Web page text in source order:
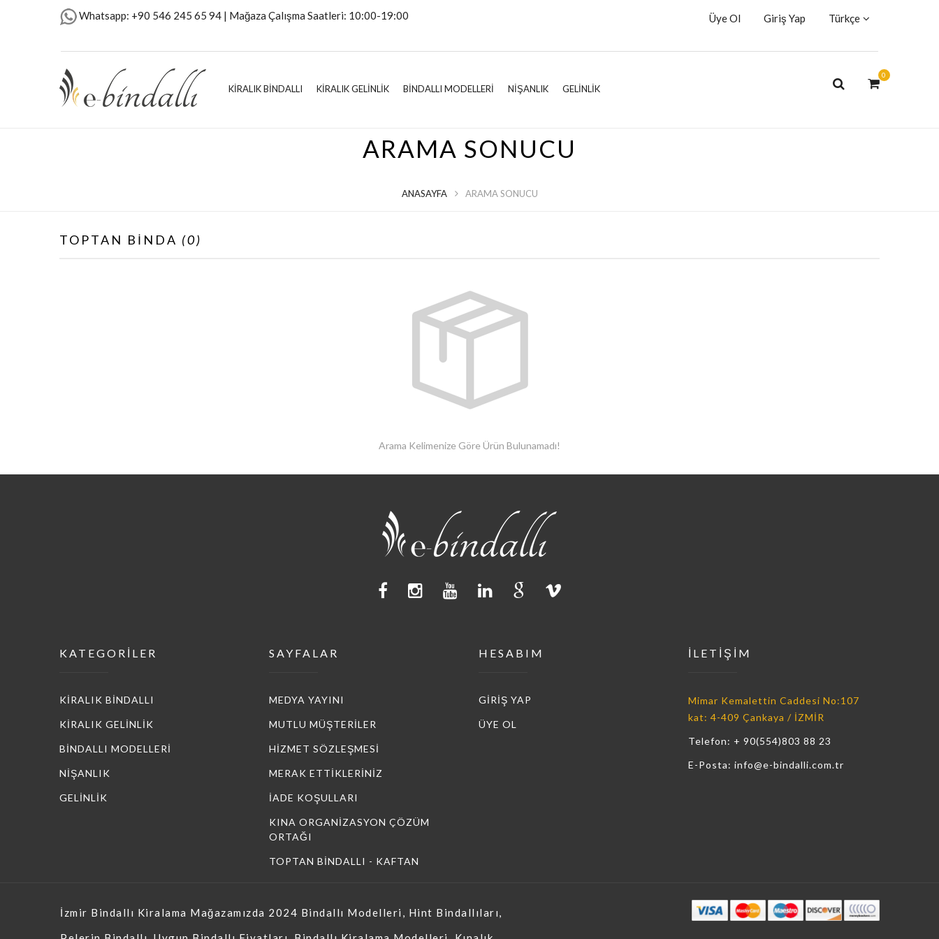
Whatsapp: +90 546 245 65 94 | Mağaza Çalışma Saatleri: 10:00-19:00 Üye Ol Giriş Yap Türkçe
0
KİRALIK BİNDALLI KİRALIK GELİNLİK BİNDALLI MODELLERİ NİŞANLIK GELİNLİK
ARAMA SONUCU
ANASAYFA ARAMA SONUCU
TOPTAN BİNDA (0)
Arama Kelimenize Göre Ürün Bulunamadı!
KATEGORİLER
KİRALIK BİNDALLI
KİRALIK GELİNLİK
BİNDALLI MODELLERİ
NİŞANLIK
GELİNLİK
SAYFALAR
MEDYA YAYINI
MUTLU MÜŞTERİLER
HİZMET SÖZLEŞMESİ
MERAK ETTİKLERİNİZ
İADE KOŞULLARI
KINA ORGANİZASYON ÇÖZÜM
ORTAĞI
TOPTAN BİNDALLI - KAFTAN
HESABIM
GİRİŞ YAP
ÜYE OL
İLETİŞİM
Mimar Kemalettin Caddesi No:107
kat: 4-409 Çankaya / İZMİR
Telefon: + 90(554)803 88 23
E-Posta: info@e-bindalli.com.tr
İzmir Bindallı Kiralama Mağazamızda 2024 Bindallı Modelleri, Hint Bindallıları,